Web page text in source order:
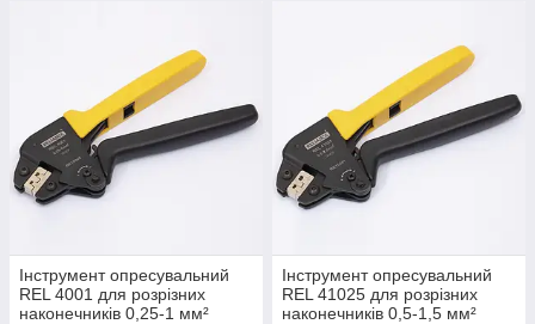
Інструмент опресувальний
REL 4001 для розрізних
наконечників 0,25-1 мм²
Інструмент опресувальний
REL 41025 для розрізних
наконечників 0,5-1,5 мм²